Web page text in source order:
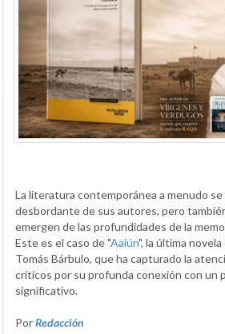
La literatura contemporánea a menudo
desbordante de sus autores, pero
emergen de las profundidades de la
Este es el caso de "Aaiún", la última
Tomás Bárbulo, que ha capturado la
críticos por su profunda conexión con un
significativo.
PorRedacción